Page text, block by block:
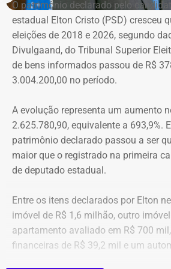
companheiros por violência
“Creio que duas coisas ainda
seguirem adiante nesta batalha. A
Porque é necessário ter mais do que
adiante no enfrentamento à violência
primeiro é o temor de continuar viva e
agressor. E o outro é o que vai
que a denúncia for feita. Afinal, há o
brecha legal permita que o agressor,
fique impune”, comenta.
Passados oito anos após as
públicas nacionalmente, Cristiane
item que acredita ser necessário que
tenham mais rigor.
O patrimônio declarado pelo
estadual Elton Cristo (PSD) cresceu
eleições de 2018 e 2026, segundo
Divulgaand, do Tribunal Superior
de bens informados passou de R$
3.004.200,00 no período.
A evolução representa um aumento
2.625.780,90, equivalente a 693,9%.
patrimônio declarado passou a ser
maior que o registrado na primeira
de deputado estadual.
Entre os itens declarados por Elton
imóvel de R$ 1,6 milhão, outro
apartamento avaliado em R$ 700
financeiras de R$ 39,2 mil e um